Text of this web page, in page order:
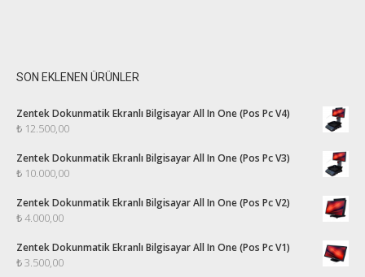
SON EKLENEN ÜRÜNLER
Zentek Dokunmatik Ekranlı Bilgisayar All In One (Pos Pc V4)
₺ 12.500,00
Zentek Dokunmatik Ekranlı Bilgisayar All In One (Pos Pc V3)
₺ 10.000,00
Zentek Dokunmatik Ekranlı Bilgisayar All In One (Pos Pc V2)
₺4.000,00
Zentek Dokunmatik Ekranlı Bilgisayar All In One (Pos Pc V1)
₺ 3.500,00